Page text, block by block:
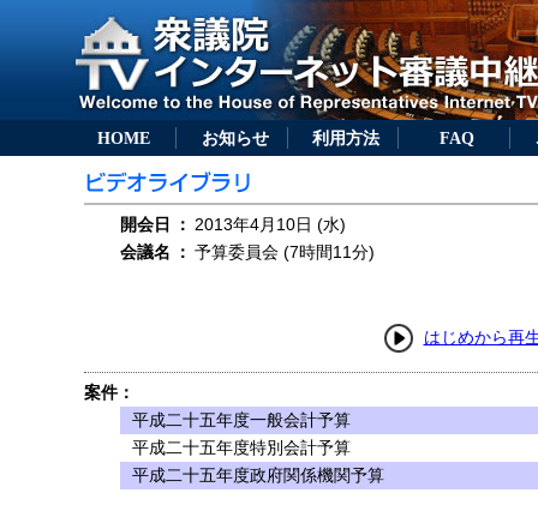
HOME お知らせ 利用方法 FAQ
開会日 ： 2013年4月10日 (水)
会議名
： 予算委員会 (7時間11分)
はじめから再
案件：
平成二十五年度一般会計予算
平成二十五年度特別会計予算
平成二十五年度政府関係機関予算